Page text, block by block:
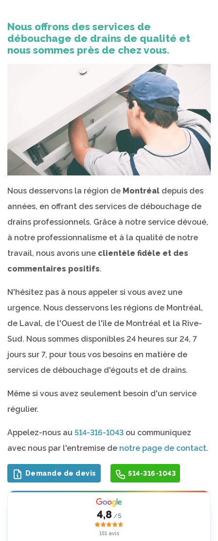
Nous offrons des services de
débouchage de drains de qualité et
nous sommes près de chez vous.
Nous desservons la région de Montréal depuis des
années, en offrant des services de débouchage de
drains professionnels. Grâce à notre service dévoué,
à notre professionnalisme et à la qualité de notre
travail, nous avons une clientèle fidèle et des
commentaires positifs.
N'hésitez pas à nous appeler si vous avez une
urgence. Nous desservons les régions de Montréal,
de Laval, de l'Ouest de l'île de Montréal et la Rive-
Sud. Nous sommes disponibles 24 heures sur 24, 7
jours sur 7, pour tous vos besoins en matière de
services de débouchage d'égouts et de drains.
Même si vous avez seulement besoin d'un service
régulier.
Appelez-nous au 514-316-1043 ou communiquez
avec nous par l'entremise de notre page de contact.
Demande de devis 514-316-1043
4,8 /5
151 avis